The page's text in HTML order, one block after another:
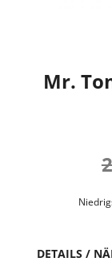
Mr.
DETAILS /